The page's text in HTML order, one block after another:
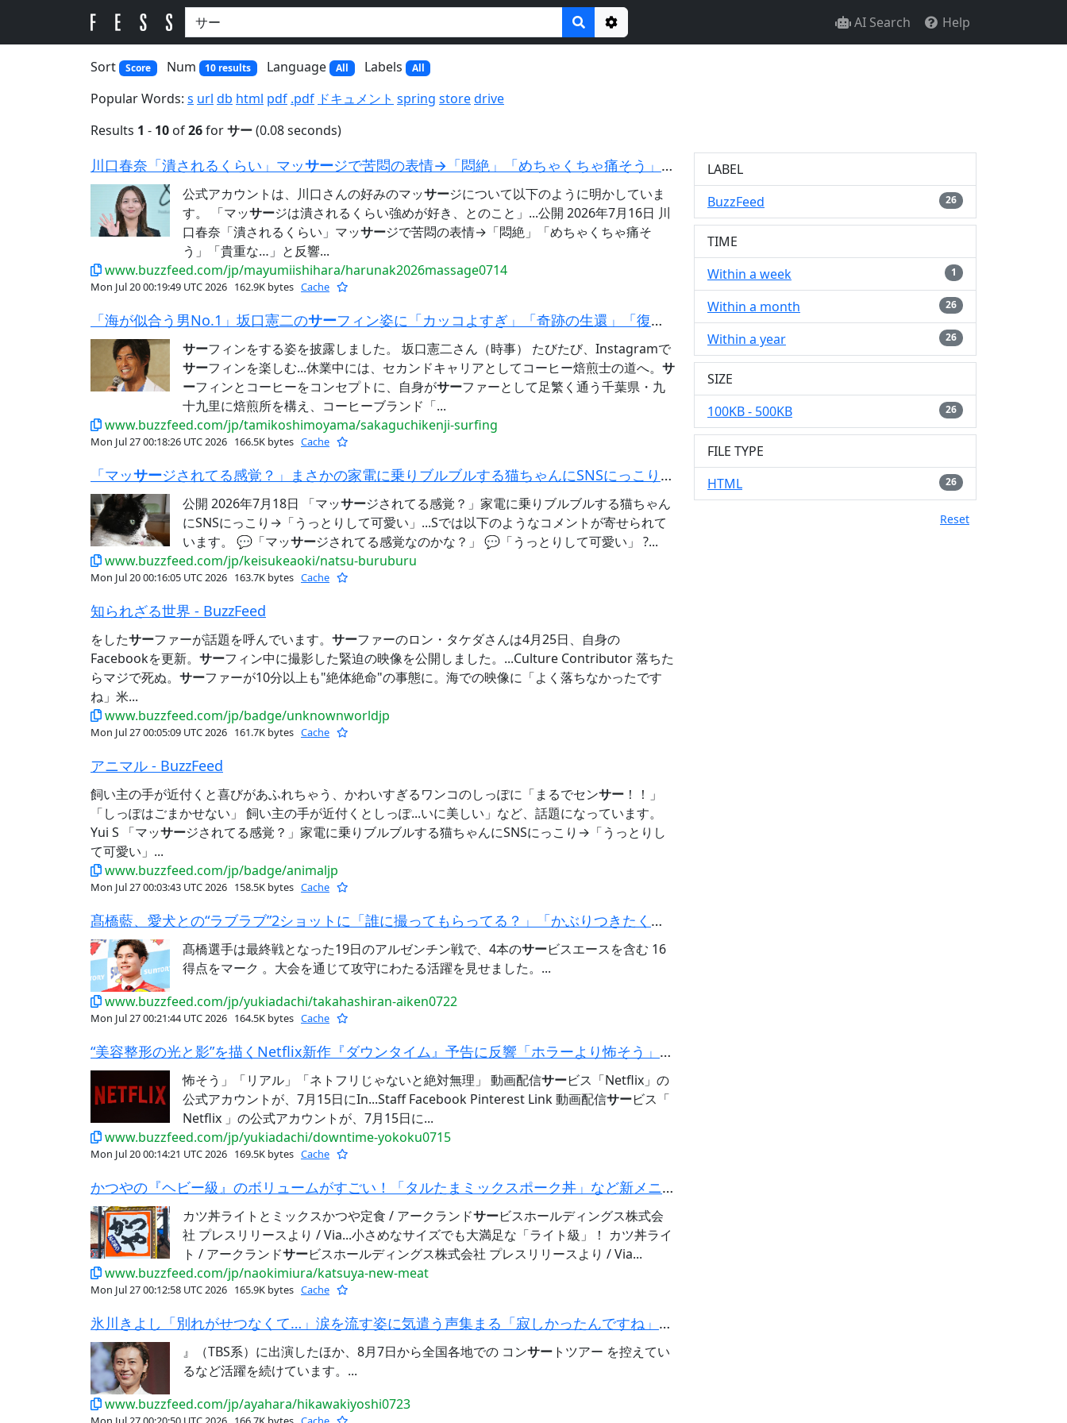
Options
AI Search Help
Sort Score Num 10 results Language All Labels All
Popular Words: s url db html pdf .pdf ドキュメント spring storedrive
Results 1 - 10 of26forサー(0.08 seconds)
川口春奈「潰されるくらい」マッサージで苦悶の表情→「悶絶」「めちゃくちゃ痛そう」「貴重な…」と反響
公式アカウントは、川口さんの好みのマッサージについて以下のように明かしていま
す。 「マッサージは潰されるくらい強めが好き、とのこと」...公開 2026年7月16日 川
口春奈「潰されるくらい」マッサージで苦悶の表情→「悶絶」「めちゃくちゃ痛そ
う」「貴重な…」と反響...
www.buzzfeed.com/jp/mayumiishihara/harunak2026massage0714
Mon Jul 20 00:19:49 UTC 2026 162.9K bytes Cache
「海が似合う男No.1」坂口憲二のサーフィン姿に「カッコよすぎ」「奇跡の生還」「復活してめっち...
サーフィンをする姿を披露しました。 坂口憲二さん（時事） たびたび、Instagramで
サーフィンを楽しむ...休業中には、セカンドキャリアとしてコーヒー焙煎士の道へ。 サ
ーフィンとコーヒーをコンセプトに、自身がサーファーとして足繁く通う千葉県・九
十九里に焙煎所を構え、コーヒーブランド「...
www.buzzfeed.com/jp/tamikoshimoyama/sakaguchikenji-surfing
Mon Jul 27 00:18:26 UTC 2026 166.5K bytes Cache
「マッサージされてる感覚？」まさかの家電に乗りブルブルする猫ちゃんにSNSにっこり→「うっとり...
公開 2026年7月18日 「マッサージされてる感覚？」家電に乗りブルブルする猫ちゃん
にSNSにっこり→「うっとりして可愛い」...Sでは以下のようなコメントが寄せられて
います。 💬「マッサージされてる感覚なのかな？」 💬「うっとりして可愛い」 ?...
www.buzzfeed.com/jp/keisukeaoki/natsu-buruburu
Mon Jul 20 00:16:05 UTC 2026 163.7K bytes Cache
知られざる世界 - BuzzFeed
をしたサーファーが話題を呼んでいます。 サーファーのロン・タケダさんは4月25日、自身の
Facebookを更新。 サーフィン中に撮影した緊迫の映像を公開しました。...Culture Contributor 落ちた
らマジで死ぬ。 サーファーが10分以上も"絶体絶命"の事態に。海での映像に「よく落ちなかったです
ね」米...
www.buzzfeed.com/jp/badge/unknownworldjp
Mon Jul 27 00:05:09 UTC 2026 161.7K bytes Cache
アニマル - BuzzFeed
飼い主の手が近付くと喜びがあふれちゃう、かわいすぎるワンコのしっぽに「まるでセンサー ！！」
「しっぽはごまかせない」 飼い主の手が近付くとしっぽ...いに美しい」など、話題になっています。
Yui S 「マッサージされてる感覚？」家電に乗りブルブルする猫ちゃんにSNSにっこり→「うっとりし
て可愛い」...
www.buzzfeed.com/jp/badge/animaljp
Mon Jul 27 00:03:43 UTC 2026 158.5K bytes Cache
髙橋藍、愛犬との“ラブラブ”2ショットに「誰に撮ってもらってる？」「かぶりつきたくなるぐらい愛...
髙橋選手は最終戦となった19日のアルゼンチン戦で、4本のサービスエースを含む 16
得点をマーク 。大会を通じて攻守にわたる活躍を見せました。...
www.buzzfeed.com/jp/yukiadachi/takahashiran-aiken0722
Mon Jul 27 00:21:44 UTC 2026 164.5K bytes Cache
“美容整形の光と影”を描くNetflix新作『ダウンタイム』予告に反響「ホラーより怖そう」「リ...
怖そう」「リアル」「ネトフリじゃないと絶対無理」 動画配信サービス「Netflix」の
公式アカウントが、7月15日にIn...Staff Facebook Pinterest Link 動画配信サービス「
Netflix 」の公式アカウントが、7月15日に...
www.buzzfeed.com/jp/yukiadachi/downtime-yokoku0715
Mon Jul 20 00:14:21 UTC 2026 169.5K bytes Cache
かつやの『ヘビー級』のボリュームがすごい！「タルたまミックスポーク丼」など新メニューを紹介
カツ丼ライトとミックスかつや定食 / アークランドサービスホールディングス株式会
社 プレスリリースより / Via...小さめなサイズでも大満足な「ライト級」！ カツ丼ライ
ト / アークランドサービスホールディングス株式会社 プレスリリースより / Via...
www.buzzfeed.com/jp/naokimiura/katsuya-new-meat
Mon Jul 27 00:12:58 UTC 2026 165.9K bytes Cache
氷川きよし「別れがせつなくて…」涙を流す姿に気遣う声集まる「寂しかったんですね」「もらい泣きし...
』（TBS系）に出演したほか、8月7日から全国各地での コンサー トツアー を控えてい
るなど活躍を続けています。...
www.buzzfeed.com/jp/ayahara/hikawakiyoshi0723
LABEL
BuzzFeed
26
TIME
Within a week
1
Within a month 26
Within a year 26
SIZE
100KB - 500KB
26
FILE TYPE
HTML
26
Reset